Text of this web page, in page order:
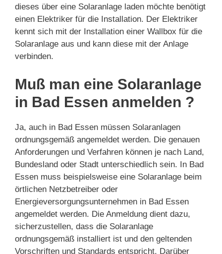
dieses über eine Solaranlage laden möchte benötigt
einen Elektriker für die Installation. Der Elektriker
kennt sich mit der Installation einer Wallbox für die
Solaranlage aus und kann diese mit der Anlage
verbinden.
Muß man eine Solaranlage
in Bad Essen anmelden ?
Ja, auch in Bad Essen müssen Solaranlagen
ordnungsgemäß angemeldet werden. Die genauen
Anforderungen und Verfahren können je nach Land,
Bundesland oder Stadt unterschiedlich sein. In Bad
Essen muss beispielsweise eine Solaranlage beim
örtlichen Netzbetreiber oder
Energieversorgungsunternehmen in Bad Essen
angemeldet werden. Die Anmeldung dient dazu,
sicherzustellen, dass die Solaranlage
ordnungsgemäß installiert ist und den geltenden
Vorschriften und Standards entspricht. Darüber